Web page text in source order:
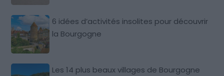
6 idées d’activités insolites pour découvrir
la Bourgogne
Les 14 plus beaux villages de Bourgogne